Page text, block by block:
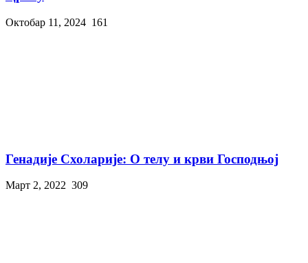
Октобар 11, 2024 161
Генадије Схоларије: О телу и крви Господњој
Март 2, 2022 309